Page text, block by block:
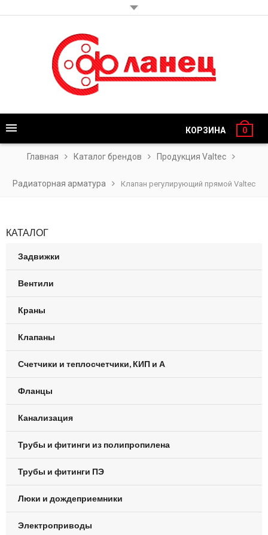
КОРЗИНА 0
Главная Каталог брендов Продукция Valtec
Радиаторная арматура Клапан регулирующий прямой Valtec
КАТАЛОГ
Задвижки
Вентили
Краны
Клапаны
Счетчики и теплосчетчики, КИП и А
Фланцы
Канализация
Трубы и фитинги из полипропилена
Трубы и фитинги ПЭ
Люки и дождеприемники
Электроприводы